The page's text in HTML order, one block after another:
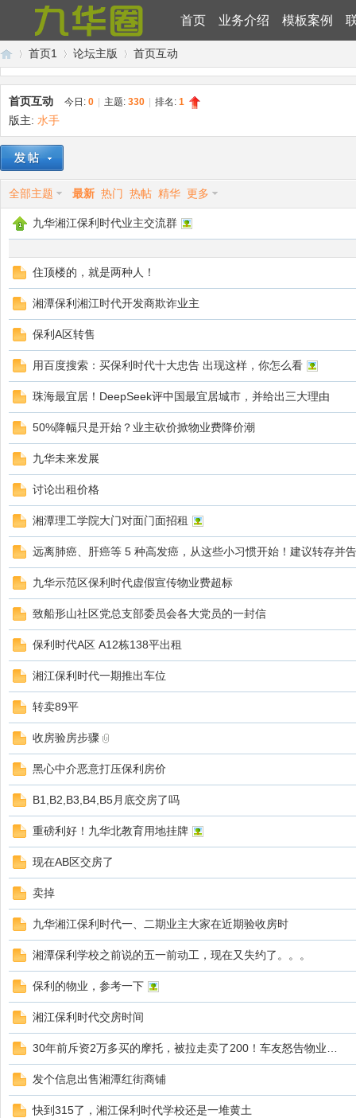
首页 业务介绍 模板案例
九»
首页1
›
论坛主版 首页互动
首页互动 今日: 0 主题: 330 排名: 1
版主: 水手
全部主题 最新 热门 热帖 精华 更多
九华湘江保利时代业主交流群
住顶楼的，就是两种人！
湘潭保利湘江时代开发商欺诈业主
保利A区转售
用百度搜索：买保利时代十大忠告 出现这样，你怎么看
珠海最宜居！DeepSeek评中国最宜居城市，并给出三大理由
50%降幅只是开始？业主砍价掀物业费降价潮
九华未来发展
讨论出租价格
湘潭理工学院大门对面门面招租
远离肺癌、肝癌等 5 种高发癌，从这些小习惯开始！建议转存并
九华示范区保利时代虚假宣传物业费超标
致船形山社区党总支部委员会各大党员的一封信
保利时代A区 A12栋138平出租
湘江保利时代一期推出车位
转卖89平
收房验房步骤
黑心中介恶意打压保利房价
B1,B2,B3,B4,B5月底交房了吗
重磅利好！九华北教育用地挂牌
现在AB区交房了
卖掉
九华湘江保利时代一、二期业主大家在近期验收房时
湘潭保利学校之前说的五一前动工，现在又失约了。。。
保利的物业，参考一下
湘江保利时代交房时间
30年前斥资2万多买的摩托，被拉走卖了200！车友怒告物业…
发个信息出售湘潭红街商铺
快到315了，湘江保利时代学校还是一堆黄土